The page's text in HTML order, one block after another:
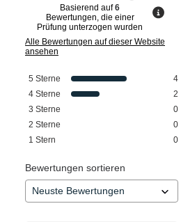
Basierend auf6
Bewertungen, die einer
Prüfung unterzogen wurden
Alle Bewertungen auf dieser Website
ansehen
5 Sterne
4
4 Sterne
2
3 Sterne
0
2 Sterne
0
1 Stern 0
Bewertungen sortieren